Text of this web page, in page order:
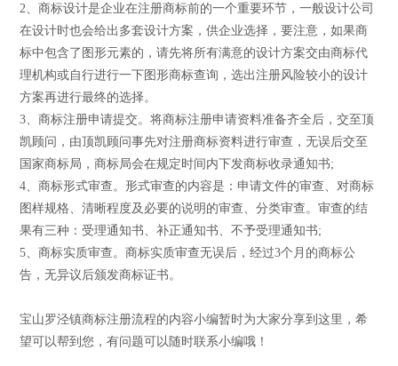
2、商标设计是企业在注册商标前的一个重要环节，一般设计公司
在设计时也会给出多套设计方案，供企业选择，要注意，如果商
标中包含了图形元素的，请先将所有满意的设计方案交由商标代
理机构或自行进行一下图形商标查询，选出注册风险较小的设计
方案再进行最终的选择。
3、商标注册申请提交。将商标注册申请资料准备齐全后，交至顶
凯顾问，由顶凯顾问事先对注册商标资料进行审查，无误后交至
国家商标局，商标局会在规定时间内下发商标收录通知书;
4、商标形式审查。形式审查的内容是：申请文件的审查、对商标
图样规格、清晰程度及必要的说明的审查、分类审查。审查的结
果有三种：受理通知书、补正通知书、不予受理通知书;
5、商标实质审查。商标实质审查无误后，经过3个月的商标公
告，无异议后颁发商标证书。
宝山罗泾镇商标注册流程的内容小编暂时为大家分享到这里，希
望可以帮到您，有问题可以随时联系小编哦！